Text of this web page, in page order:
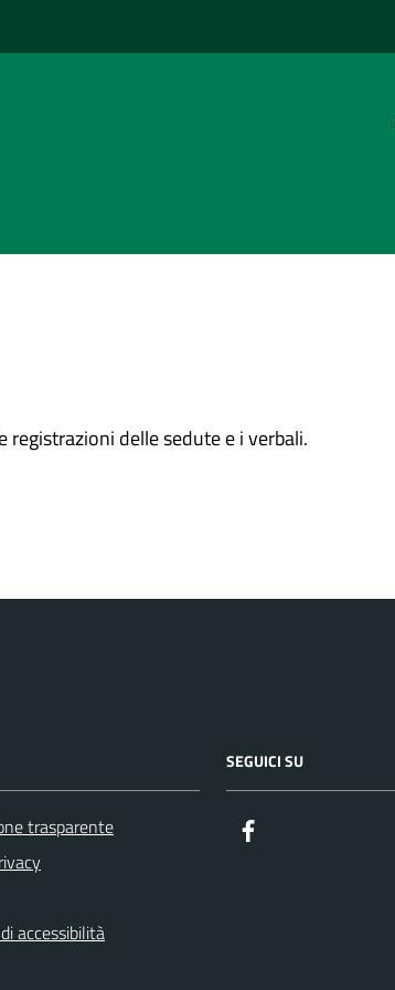
delle sedute e i verbali.
trasparente
accessibilità
SEGUICI SU